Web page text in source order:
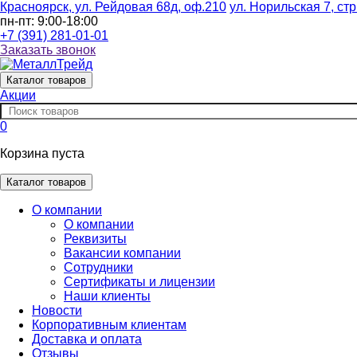
Красноярск, ул. Рейдовая 68д, оф.210 ул. Норильская 7,
пн-пт: 9:00-18:00
+7 (391) 281-01-01
Заказать звонок
Каталог товаров
Акции
0
Корзина пуста
Каталог товаров
О компании
О компании
Реквизиты
Вакансии компании
Сотрудники
Сертификаты и лицензии
Наши клиенты
Новости
Корпоративным клиентам
Доставка и оплата
Отзывы